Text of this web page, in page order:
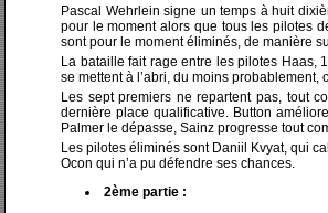
Pascal Wehrlein signe un temps à huit
pour le moment alors que tous les pilotes
sont pour le moment éliminés, de manière
La bataille fait rage entre les pilotes Haas,
se mettent à l’abri, du moins probablement,
Les sept premiers ne repartent pas, tout
dernière place qualificative. Button
Palmer le dépasse, Sainz progresse tout
Les pilotes éliminés sont Daniil Kvyat, qui
Ocon qui n’a pu défendre ses chances.
2ème partie :